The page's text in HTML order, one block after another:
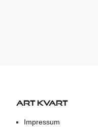
ART KVART
Impressum